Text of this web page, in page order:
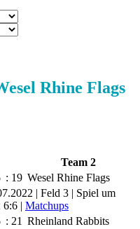
Rhine Flags
Team 2
: 19 Wesel Rhine Flags
| Feld 3 | Spiel um
6:6 | Matchups
: 21 Rheinland Rabbits